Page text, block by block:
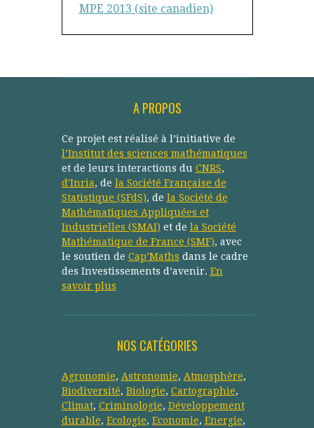
MPE 2013 (site canadien)
A PROPOS
Ce projet est réalisé à l’initiative de
l’Institut des sciences mathématiques
et de leurs interactions du CNRS,
d'Inria, de la Société Française de
Statistique (SFdS), de la Société de
Mathématiques Appliquées et
Industrielles (SMAI) et de la Société
Mathématique de France (SMF), avec
le soutien de Cap’Maths dans le cadre
des Investissements d’avenir. En
savoir plus
NOS CATÉGORIES
Agronomie, Astronomie, Atmosphère,
Biodiversité, Biologie, Cartographie,
Climat, Criminologie, Développement
durable, Ecologie, Economie, Energie,